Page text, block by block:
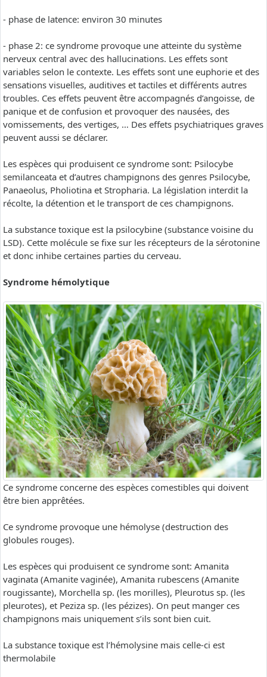
- phase de latence: environ 30 minutes
- phase 2: ce syndrome provoque une atteinte du système
nerveux central avec des hallucinations. Les effets sont
variables selon le contexte. Les effets sont une euphorie et des
sensations visuelles, auditives et tactiles et différents autres
troubles. Ces effets peuvent être accompagnés d’angoisse, de
panique et de confusion et provoquer des nausées, des
vomissements, des vertiges, … Des effets psychiatriques graves
peuvent aussi se déclarer.
Les espèces qui produisent ce syndrome sont: Psilocybe
semilanceata et d’autres champignons des genres Psilocybe,
Panaeolus, Pholiotina et Stropharia. La législation interdit la
récolte, la détention et le transport de ces champignons.
La substance toxique est la psilocybine (substance voisine du
LSD). Cette molécule se fixe sur les récepteurs de la sérotonine
et donc inhibe certaines parties du cerveau.
Syndrome hémolytique
Ce syndrome concerne des espèces comestibles qui doivent
être bien apprêtées.
Ce syndrome provoque une hémolyse (destruction des
globules rouges).
Les espèces qui produisent ce syndrome sont: Amanita
vaginata (Amanite vaginée), Amanita rubescens (Amanite
rougissante), Morchella sp. (les morilles), Pleurotus sp. (les
pleurotes), et Peziza sp. (les pézizes). On peut manger ces
champignons mais uniquement s’ils sont bien cuit.
La substance toxique est l’hémolysine mais celle-ci est
thermolabile